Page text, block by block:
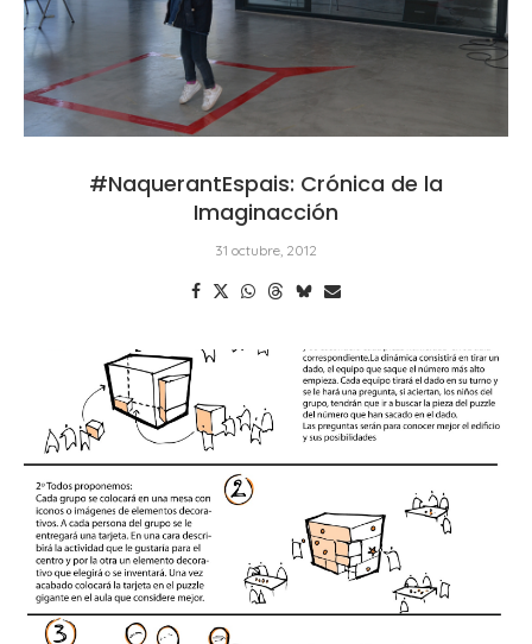
#NaquerantEspais: Crónica de la
Imaginacción
31 octubre, 2012